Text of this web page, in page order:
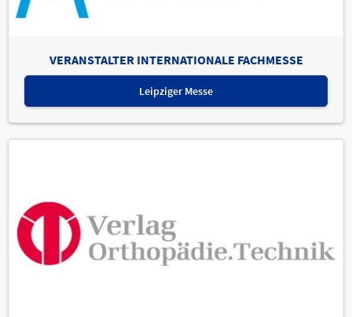
VERANSTALTER INTERNATIONALE FACHMESSE
Leipziger Messe